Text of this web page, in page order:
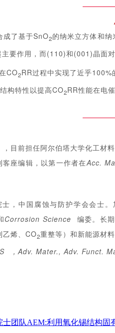
成了基于SnO2的纳米立方体和
要作用，而(110)和(001)晶面
CO2RR过程中实现了近乎
构特性以提高CO2RR性能在电
目前担任阿尔伯塔大学化工
客座编辑，以第一作者在Acc.
，中国腐蚀与防护学会会士
Corrosion Science
编委。长
乙烯、CO2重整等）和新能源材
， Adv. Mater., Adv. Funct.
团队AEM:利用氧化锡结构固